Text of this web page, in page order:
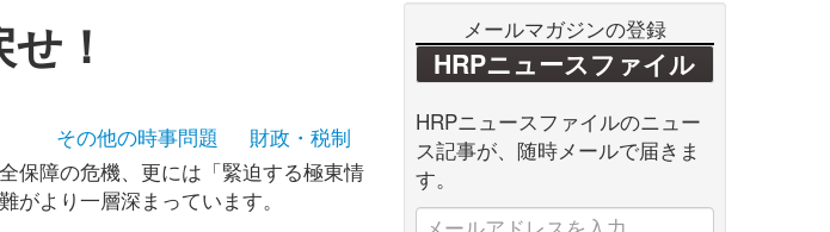
！
その他の時事問題
財政・税制
保障の危機、更には「緊迫する極東情
より一層深まっています。
メールマガジンの登録
HRPニュースファイル
HRPニュースファイルのニュー
ス記事が、随時メールで届きま
す。